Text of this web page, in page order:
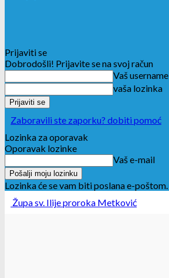
Prijaviti se
Dobrodošli! Prijavite se na svoj račun
Vaš username
vaša lozinka
Zaboravili ste zaporku? dobiti pomoć
Lozinka za oporavak
Oporavak lozinke
Vaš e-mail
Lozinka će se vam biti poslana e-poštom.
Župa sv. Ilije proroka Metković